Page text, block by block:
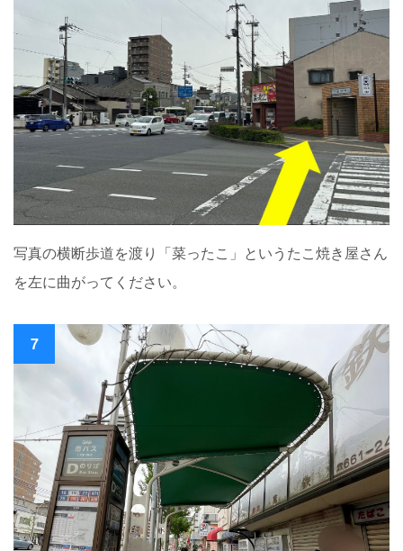
写真の横断歩道を渡り「菜ったこ」というたこ焼き屋さん
を左に曲がってください。
7